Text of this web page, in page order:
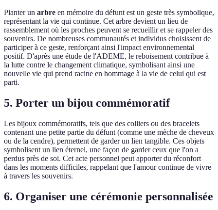
Planter un arbre en mémoire du défunt est un geste très symbolique,
représentant la vie qui continue. Cet arbre devient un lieu de
rassemblement où les proches peuvent se recueillir et se rappeler des
souvenirs. De nombreuses communautés et individus choisissent de
participer à ce geste, renforçant ainsi l'impact environnemental
positif. D'après une étude de l'ADEME, le reboisement contribue à
la lutte contre le changement climatique, symbolisant ainsi une
nouvelle vie qui prend racine en hommage à la vie de celui qui est
parti.
5. Porter un bijou commémoratif
Les bijoux commémoratifs, tels que des colliers ou des bracelets
contenant une petite partie du défunt (comme une mèche de cheveux
ou de la cendre), permettent de garder un lien tangible. Ces objets
symbolisent un lien éternel, une façon de garder ceux que l'on a
perdus près de soi. Cet acte personnel peut apporter du réconfort
dans les moments difficiles, rappelant que l'amour continue de vivre
à travers les souvenirs.
6. Organiser une cérémonie personnalisée